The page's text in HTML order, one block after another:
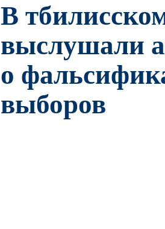
В
выслушали
о
выборов